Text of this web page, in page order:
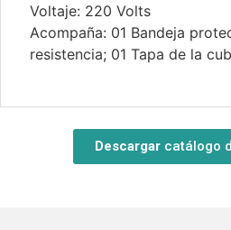
Voltaje: 220 Volts
Acompaña: 01 Bandeja
resistencia; 01 Tapa de la
Descargarcatálogo